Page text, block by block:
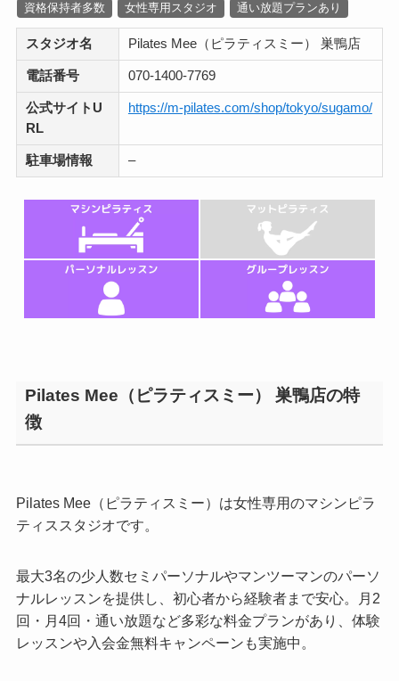
資格保持者多数
女性専用スタジオ 通い放題プランあり
スタジオ名 Pilates Mee（ピラティスミー） 巣鴨店
電話番号 070-1400-7769
公式サイトU
RL
https://m-pilates.com/shop/tokyo/sugamo/
駐車場情報 –
Pilates Mee（ピラティスミー） 巣鴨店の特
徴
Pilates Mee（ピラティスミー）は女性専用のマシンピラ
ティススタジオです。
最大3名の少人数セミパーソナルやマンツーマンのパーソ
ナルレッスンを提供し、初心者から経験者まで安心。月2
回・月4回・通い放題など多彩な料金プランがあり、体験
レッスンや入会金無料キャンペーンも実施中。